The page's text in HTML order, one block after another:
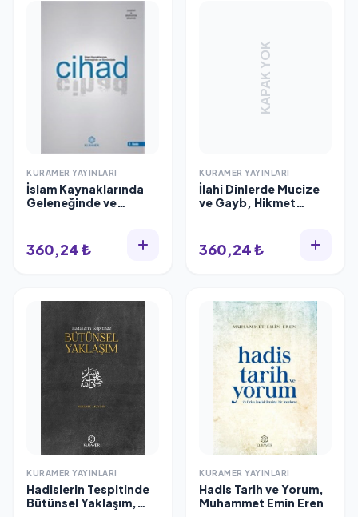
KURAMER YAYINLARI
İslam Kaynaklarında
Geleneğinde ve
360,24 ₺
KAPAK YOK
KURAMER YAYINLARI
İlahi Dinlerde Mucize
ve Gayb, Hikmet
360,24 ₺
KURAMER YAYINLARI
Hadislerin Tespitinde
Bütünsel Yaklaşım,
KURAMER YAYINLARI
Hadis Tarih ve Yorum,
Muhammet Emin Eren